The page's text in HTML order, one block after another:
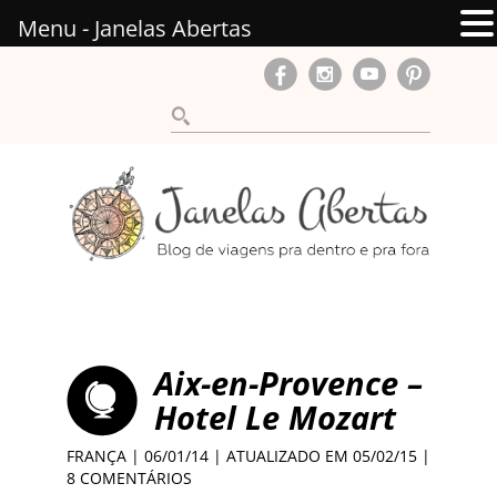
Aix-en-Provence –
Hotel Le Mozart
FRANÇA | 06/01/14 | ATUALIZADO EM 05/02/15 |
8 COMENTÁRIOS
Menu - Janelas Abertas